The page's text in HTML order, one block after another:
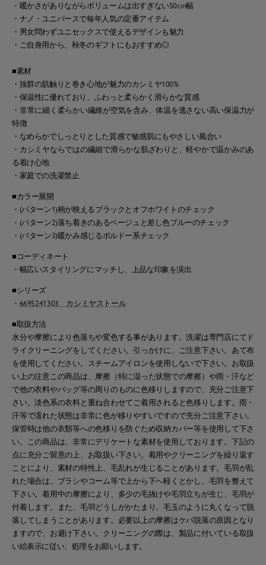
・暖かさがありながらボリュームは出すぎない50cm幅
・ナノ・ユニバースで毎年人気の定番アイテム
・男女問わずユニセックスで使えるデザインも魅力
・ご自身用から、秋冬のギフトにもおすすめ◎
■素材
・抜群の肌触りと巻き心地が魅力のカシミヤ100%
・保温性に優れており、ふわっと柔らかく滑らかな質感
・非常に細く柔らかい繊維が空気を含み、体温を逃さない高い保温力が
特徴
・なめらかでしっとりとした質感で敏感肌にもやさしい風合い
・カシミヤならではの繊細で滑らかな肌ざわりと、軽やかで温かみのあ
る着け心地
・家庭での洗濯禁止
■カラー展開
・(パターン1)柄が映えるブラックとオフホワイトのチェック
・(パターン2)落ち着きのあるベージュと差し色ブルーのチェック
・(パターン3)暖かみ感じるボルドー系チェック
■コーディネート
・幅広いスタイリングにマッチし、上品な印象を演出
■シリーズ
・ 6695241303 カシミヤストール
■取扱方法
水分や摩擦により色落ちや変色する事があります。洗濯は専門店にてド
ライクリーニングをしてください。引っかけに、ご注意下さい。あて布
を使用してください。スチームアイロンを使用しないで下さい。お取扱
い上の注意この商品は、摩擦（特に湿った状態での摩擦）や雨・汗など
で他の衣料やバッグ等の周りのものに色移りしますので、充分ご注意下
さい。淡色系の衣料と重ね合わせてご着用されると色移りします。雨・
汗等で濡れた状態は非常に色が移りやすいですので充分ご注意下さい。
保管時は他の衣類等への色移りを防ぐため収納カバー等を使用して下さ
い。この商品は、非常にデリケートな素材を使用しております。下記の
点に充分ご留意の上、お取扱い下さい。着用やクリーニングを繰り返す
ことにより、素材の特性上、毛乱れが生じることがあります。毛羽が乱
れた場合は、ブラシやコーム等で上から下へ軽くとかし、毛羽を整えて
下さい。着用中の摩擦により、多少の毛抜けや毛羽立ちが生じ、毛羽が
付着します。また、毛羽どうしがかたまり、毛玉のように丸くなって脱
落してしまうことがあります。必要以上の摩擦はケバ脱落の原因となり
ますので、お避け下さい。クリーニングの際は、製品に付いている取扱
い絵表示に従い、処理をお願いします。